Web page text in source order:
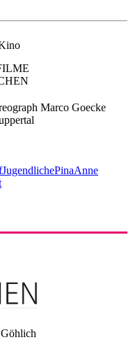
Marco Goecke
JugendlichePinaAnne